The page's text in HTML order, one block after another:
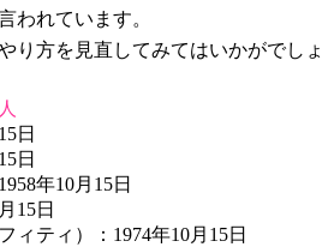
われています。
り方を見直してみてはいかがでしょ
日
日
年10月15日
15日
ィティ）：1974年10月15日